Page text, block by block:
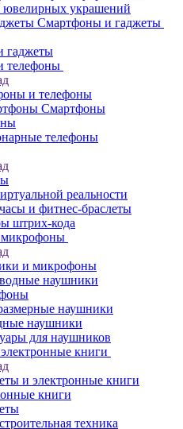
ювелирных украшений
Смартфоны и гаджеты
гаджеты
телефоны
и телефоны
Смартфоны
телефоны
реальности
и фитнес-браслеты
штрих-кода
и микрофоны
наушники
наушники
наушники
для наушников
книги
и электронные книги
книги